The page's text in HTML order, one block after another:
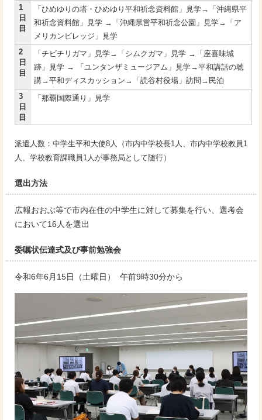
1
日
目
「ひめゆりの塔・ひめゆり平和祈念資料館」見学→「沖縄県平
和祈念資料館」見学 →「沖縄県営平和祈念公園」見学→「ア
メリカンビレッジ」見学
2
日
目
「チビチリガマ」見学→「シムクガマ」見学 →「座喜味城
跡」見学 → 「ユンタンザミュージアム」見学→平和講話の聴
講→平和ディスカッション→「読谷村役場」訪問→民泊
3
日
目
「那覇国際通り」見学
派遣人数：中学生平和大使8人（市内中学校長1人、市内中学校教員1
人、学校教育課職員1人が事務局として随行）
選出方法
広報おおぶ等で市内在住の中学生に対して募集を行い、選考会
において16人を選出
委嘱状伝達式及び事前勉強会
令和6年6月15日（土曜日） 午前9時30分から